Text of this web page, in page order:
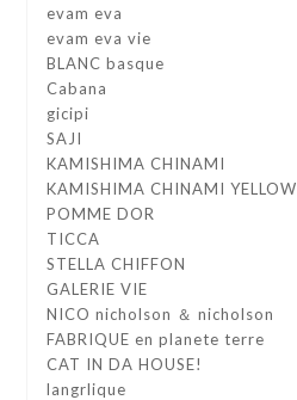
evam eva
evam eva vie
BLANC basque
Cabana
gicipi
SAJI
KAMISHIMA CHINAMI
KAMISHIMA CHINAMI YELLOW
POMME DOR
TICCA
STELLA CHIFFON
GALERIE VIE
NICO nicholson ＆ nicholson
FABRIQUE en planete terre
CAT IN DA HOUSE!
langrlique